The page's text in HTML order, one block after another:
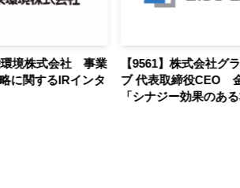
境株式会社 事業
に関するIRインタ
【9561】株式会社グ
ブ 代表取締役CEO
「シナジー効果のあ